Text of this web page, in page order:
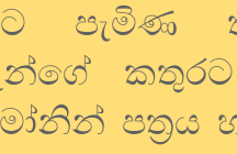
පැමිණ
පත්‍රය